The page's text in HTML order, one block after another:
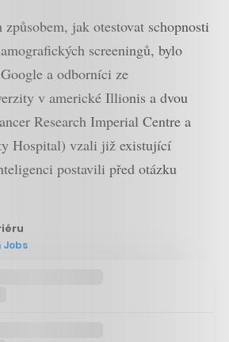
jak otestovat schopnosti
screeningů, bylo
a odborníci ze
v americké Illionis a dvou
Research Imperial Centre a
Hospital) vzali již existující
postavili před otázku
Jobs